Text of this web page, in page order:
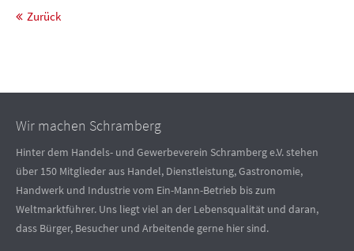
Zurück
Wir machen Schramberg
Hinter dem Handels- und Gewerbeverein Schramberg e.V. stehen
über 150 Mitglieder aus Handel, Dienstleistung, Gastronomie,
Handwerk und Industrie vom Ein-Mann-Betrieb bis zum
Weltmarktführer. Uns liegt viel an der Lebensqualität und daran,
dass Bürger, Besucher und Arbeitende gerne hier sind.